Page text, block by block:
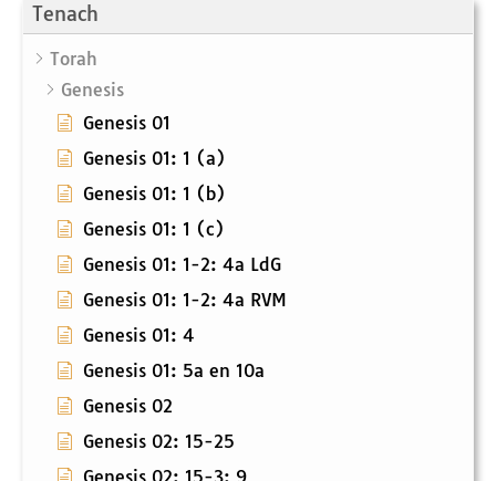
Tenach
Torah
Genesis
Genesis 01
Genesis 01: 1 (a)
Genesis 01: 1 (b)
Genesis 01: 1 (c)
Genesis 01: 1-2: 4a LdG
Genesis 01: 1-2: 4a RVM
Genesis 01: 4
Genesis 01: 5a en 10a
Genesis 02
Genesis 02: 15-25